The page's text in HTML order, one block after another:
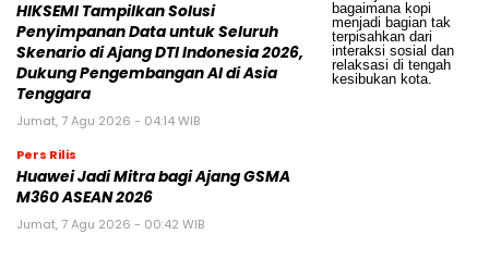
HIKSEMI Tampilkan Solusi
Penyimpanan Data untuk Seluruh
Skenario di Ajang DTI Indonesia 2026,
Dukung Pengembangan AI di Asia
Tenggara
Jumat, 7 Agu 2026 - 04:14 WIB
Pers Rilis
Huawei Jadi Mitra bagi Ajang GSMA
M360 ASEAN 2026
Jumat, 7 Agu 2026 - 00:42 WIB